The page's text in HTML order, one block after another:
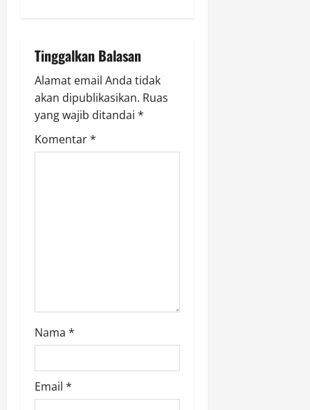
i
g
a
t
i
Tinggalkan Balasan
Alamat email Anda tidak
akan dipublikasikan. Ruas
yang wajib ditandai *
Komentar*
Nama *
Email *